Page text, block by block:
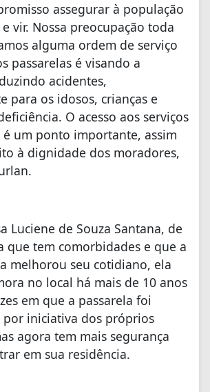
assegurar à população
vir. Nossa preocupação toda
alguma ordem de serviço
passarelas é visando a
acidentes,
para os idosos, crianças e
O acesso aos serviços
um ponto importante, assim
à dignidade dos moradores,
Luciene de Souza Santana, de
que tem comorbidades e que a
melhorou seu cotidiano, ela
no local há mais de 10 anos
em que a passarela foi
iniciativa dos próprios
agora tem mais segurança
em sua residência.